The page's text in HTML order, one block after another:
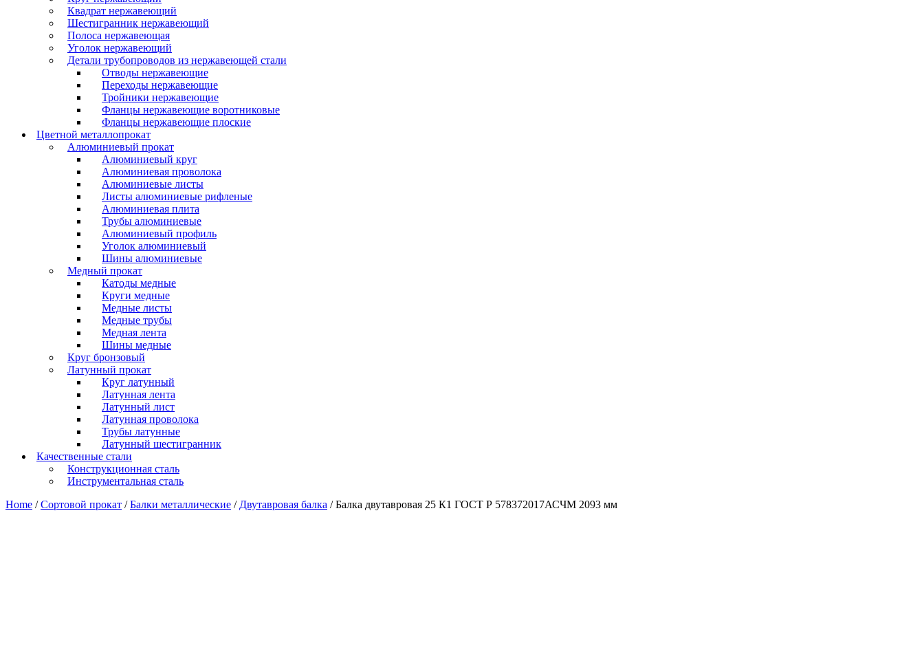
Квадрат нержавеющий
Шестигранник нержавеющий
Полоса нержавеющая
Уголок нержавеющий
Детали трубопроводов из нержавеющей стали
Отводы нержавеющие
Переходы нержавеющие
Тройники нержавеющие
Фланцы нержавеющие воротниковые
Фланцы нержавеющие плоские
Цветной металлопрокат
Алюминиевый прокат
Алюминиевый круг
Алюминиевая проволока
Алюминиевые листы
Листы алюминиевые рифленые
Алюминиевая плита
Трубы алюминиевые
Алюминиевый профиль
Уголок алюминиевый
Шины алюминиевые
Медный прокат
Катоды медные
Круги медные
Медные листы
Медные трубы
Медная лента
Шины медные
Круг бронзовый
Латунный прокат
Круг латунный
Латунная лента
Латунный лист
Латунная проволока
Трубы латунные
Латунный шестигранник
Качественные стали
Конструкционная сталь
Инструментальная сталь
Home /Сортовой прокат /Балки металлические / Двутавровая балка / Балка двутавровая 25 К1 ГОСТ Р 578372017АСЧМ 2093 мм